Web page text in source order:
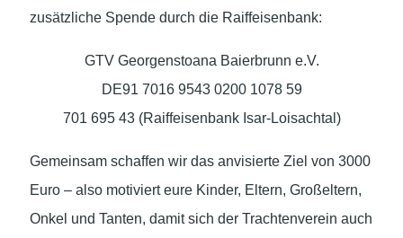
zusätzliche Spende durch die Raiffeisenbank:
GTV Georgenstoana Baierbrunn e.V.
DE91 7016 9543 0200 1078 59
701 695 43 (Raiffeisenbank Isar-Loisachtal)
Gemeinsam schaffen wir das anvisierte Ziel von 3000
Euro – also motiviert eure Kinder, Eltern, Großeltern,
Onkel und Tanten, damit sich der Trachtenverein auch